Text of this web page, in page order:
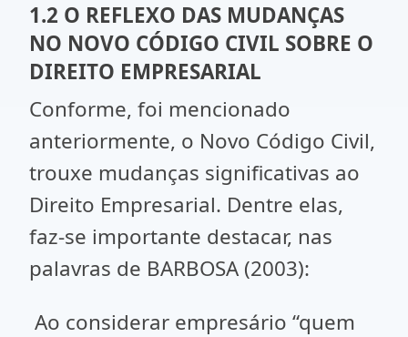
1.2 O REFLEXO DAS MUDANÇAS
NO NOVO CÓDIGO CIVIL SOBRE O
DIREITO EMPRESARIAL
Conforme, foi mencionado
anteriormente, o Novo Código Civil,
trouxe mudanças significativas ao
Direito Empresarial. Dentre elas,
faz-se importante destacar, nas
palavras de BARBOSA (2003):
Ao considerar empresário “quem